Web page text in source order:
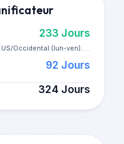
233 Jours
Occidental (lun-ven).
92 Jours
324 Jours